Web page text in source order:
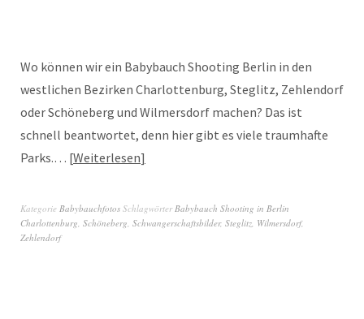
Wo können wir ein Babybauch Shooting Berlin in den
westlichen Bezirken Charlottenburg, Steglitz, Zehlendorf
oder Schöneberg und Wilmersdorf machen? Das ist
schnell beantwortet, denn hier gibt es viele traumhafte
Parks.… Weiterlesen
Kategorie Babybauchfotos SchlagwörterBabybauch Shooting in Berlin
Charlottenburg, Schöneberg, Schwangerschaftsbilder, Steglitz, Wilmersdorf,
Zehlendorf